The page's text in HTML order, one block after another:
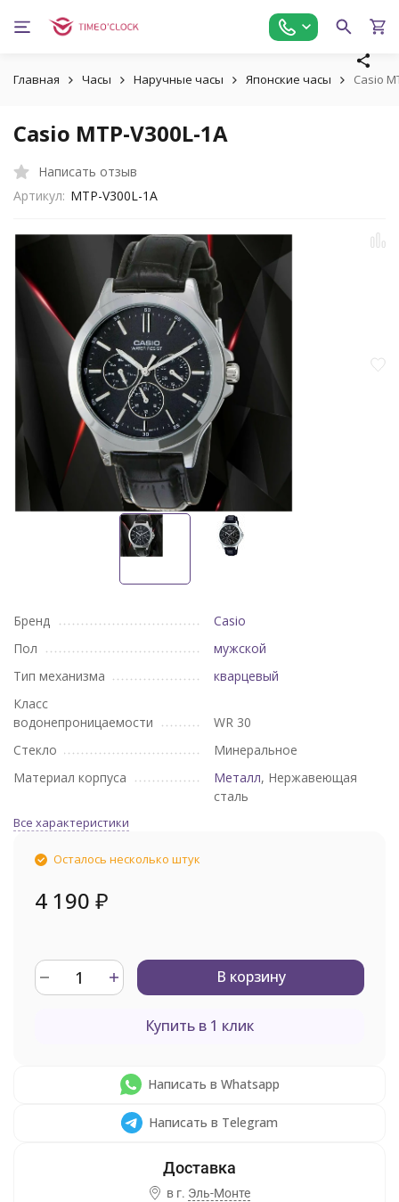
Главная Часы Наручные часы Японские часы Casio
Casio MTP-V300L-1A
Написать отзыв
Артикул: MTP-V300L-1A
Бренд
Casio
Пол
мужской
Тип механизма
кварцевый
Класс
водонепроницаемости
WR 30
Стекло
Минеральное
Материал корпуса
Металл, Нержавеющая
сталь
Все характеристики
Осталось несколько штук
4 190 ₽
В корзину
Купить в 1 клик
Написать в Whatsapp
Написать в Telegram
в г. Эль-Монте